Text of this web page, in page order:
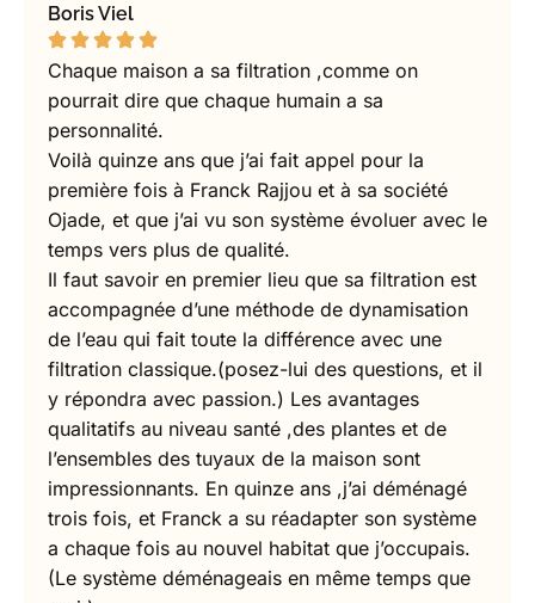
Boris Viel
Chaque maison a sa filtration ,comme on
pourrait dire que chaque humain a sa
personnalité.
Voilà quinze ans que j’ai fait appel pour la
première fois à Franck Rajjou et à sa société
Ojade, et que j’ai vu son système évoluer avec le
temps vers plus de qualité.
Il faut savoir en premier lieu que sa filtration est
accompagnée d’une méthode de dynamisation
de l’eau qui fait toute la différence avec une
filtration classique.(posez-lui des questions, et il
y répondra avec passion.) Les avantages
qualitatifs au niveau santé ,des plantes et de
l’ensembles des tuyaux de la maison sont
impressionnants. En quinze ans ,j’ai déménagé
trois fois, et Franck a su réadapter son système
a chaque fois au nouvel habitat que j’occupais.
(Le système déménageais en même temps que